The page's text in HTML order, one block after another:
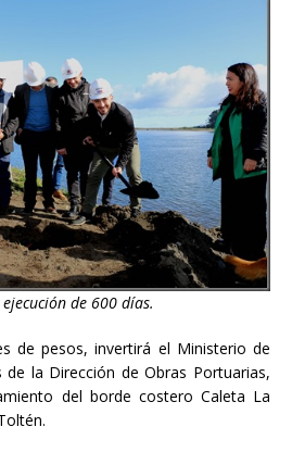
de 600 días.
de pesos, invertirá el Ministerio de
de la Dirección de Obras Portuarias,
del borde costero Caleta La